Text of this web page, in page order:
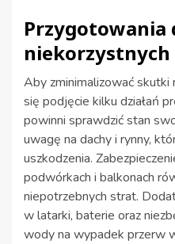
Przygotowania
Aby zminimalizować skutki
się podjęcie kilku działań
powinni sprawdzić stan
uwagę na dachy i rynny,
uszkodzenia.
podwórkach i balkonach
niepotrzebnych strat.
w latarki, baterie oraz
wody na wypadek przerw